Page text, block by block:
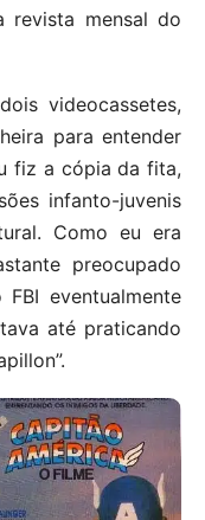
revista mensal do
videocassetes,
para entender
fiz a cópia da fita,
infanto-juvenis
Como eu era
preocupado
eventualmente
até praticando